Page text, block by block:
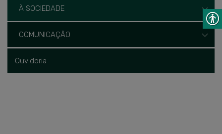
À SOCIEDADE
COMUNICAÇÃO
Ouvidoria